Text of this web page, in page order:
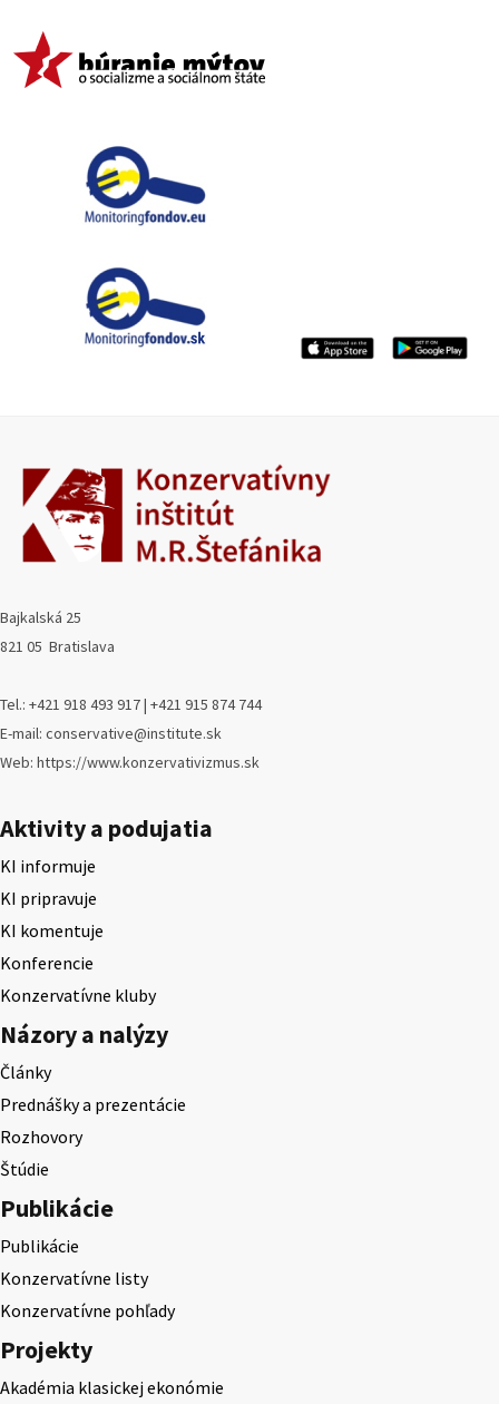
Bajkalská 25
821 05 Bratislava
Tel.: +421 918 493 917 | +421 915 874 744
E-mail: conservative@institute.sk
Web: https://www.konzervativizmus.sk
Aktivity a podujatia
KI informuje
KI pripravuje
KI komentuje
Konferencie
Konzervatívne kluby
Názory a nalýzy
Články
Prednášky a prezentácie
Rozhovory
Štúdie
Publikácie
Publikácie
Konzervatívne listy
Konzervatívne pohľady
Projekty
Akadémia klasickej ekonómie